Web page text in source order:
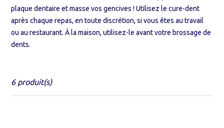
plaque dentaire et masse vos gencives ! Utilisez le cure-dent
après chaque repas, en toute discrétion, si vous êtes au travail
ou au restaurant. À la maison, utilisez-le avant votre brossage de
dents.
6 produit(s)